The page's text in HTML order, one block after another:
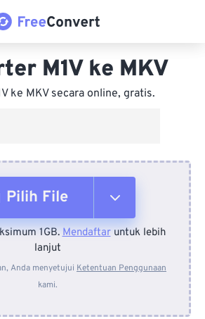
M1V ke MKV
ke MKV secara online, gratis.
Pilih File
Dari Perangkat
Dari Dropbox
1GB.Mendaftaruntuk lebih
lanjut
Anda menyetujui Ketentuan Penggunaan
kami.